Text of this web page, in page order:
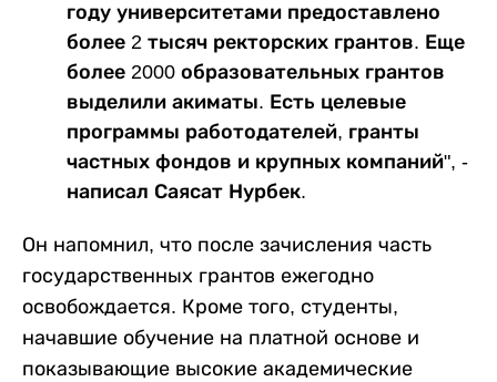
году университетами предоставлено
более 2 тысяч ректорских грантов. Еще
более 2000 образовательных грантов
выделили акиматы. Есть целевые
программы работодателей, гранты
частных фондов и крупных компаний", -
написал Саясат Нурбек.
Он напомнил, что после зачисления часть
государственных грантов ежегодно
освобождается. Кроме того, студенты,
начавшие обучение на платной основе и
показывающие высокие академические